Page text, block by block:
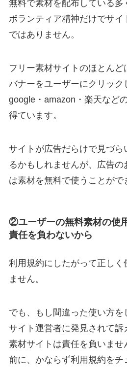
無料で素材を配布している多
ボランティア精神だけでサ
ではありません。
フリー素材サイトのほとんど
バナーをユーザーにクリック
google・amazon・楽天など
得ています。
サイトが広告だらけで見づら
るかもしれませんが、広告の
は素材を無料で使うことがで
②ユーザーの無料素材の使
責任を負わないから
利用規約にしたがって正しく
ません。
でも、もし間違った使い方を
サイト運営者に発見されて訴
素材サイトは責任を負いませ
前に、かならず利用規約をチ